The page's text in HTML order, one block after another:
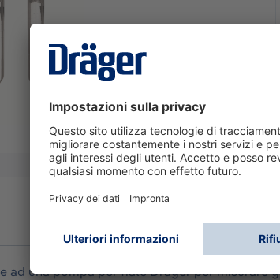
ad una pompa per fiale Dräger per